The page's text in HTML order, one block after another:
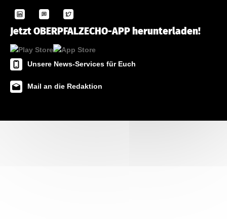
Jetzt OBERPFALZECHO-APP herunterladen!
Unsere News-Services für Euch
Mail an die Redaktion